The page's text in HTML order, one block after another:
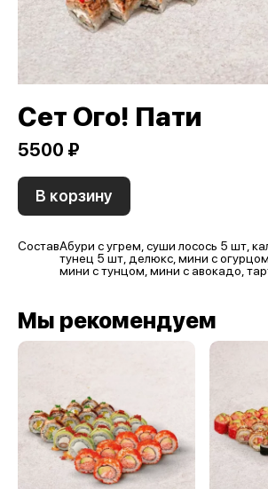
Сет Ого! Пати
5500 ₽
В корзину
СоставАбури с угрем, суши лосось 5 шт,
тунец 5 шт, делюкс, мини с
мини с тунцом, мини с авокадо,
Мы рекомендуем